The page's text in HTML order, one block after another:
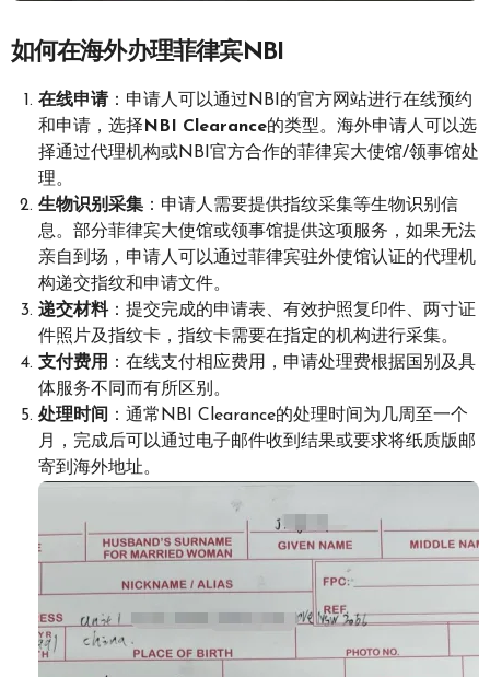
如何在海外办理菲律宾NBI
在线申请：申请人可以通过NBI的官方网站进行在线预约
和申请，选择NBI Clearance的类型。海外申请人可以选
择通过代理机构或NBI官方合作的菲律宾大使馆/领事馆处
理。
生物识别采集 ：申请人需要提供指纹采集等生物识别信
息。部分菲律宾大使馆或领事馆提供这项服务，如果无法
亲自到场，申请人可以通过菲律宾驻外使馆认证的代理机
构递交指纹和申请文件。
递交材料：提交完成的申请表、有效护照复印件、两寸证
件照片及指纹卡，指纹卡需要在指定的机构进行采集。
支付费用 ：在线支付相应费用，申请处理费根据国别及具
体服务不同而有所区别。
处理时间 ：通常NBI Clearance的处理时间为几周至一个
月，完成后可以通过电子邮件收到结果或要求将纸质版邮
寄到海外地址。